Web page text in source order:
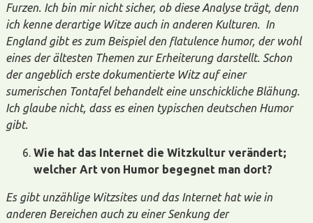
Furzen. Ich bin mir nicht sicher, ob diese Analyse trägt, denn
ich kenne derartige Witze auch in anderen Kulturen. In
England gibt es zum Beispiel den flatulence humor, der wohl
eines der ältesten Themen zur Erheiterung darstellt. Schon
der angeblich erste dokumentierte Witz auf einer
sumerischen Tontafel behandelt eine unschickliche Blähung.
Ich glaube nicht, dass es einen typischen deutschen Humor
gibt.
Wie hat das Internet die Witzkultur verändert;
welcher Art von Humor begegnet man dort?
Es gibt unzählige Witzsites und das Internet hat wie in
anderen Bereichen auch zu einer Senkung der